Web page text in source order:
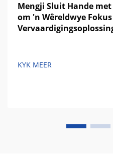
Mengji Sluit Hande
om 'n Wêreldwye
KYK MEER